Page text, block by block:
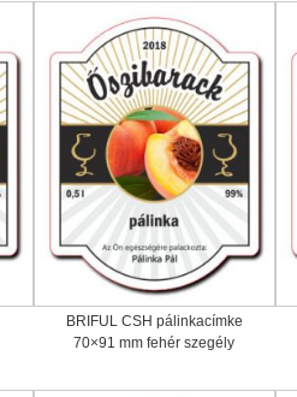
BRIFUL CSH pálinkacímke
70×91 mm fehér szegély